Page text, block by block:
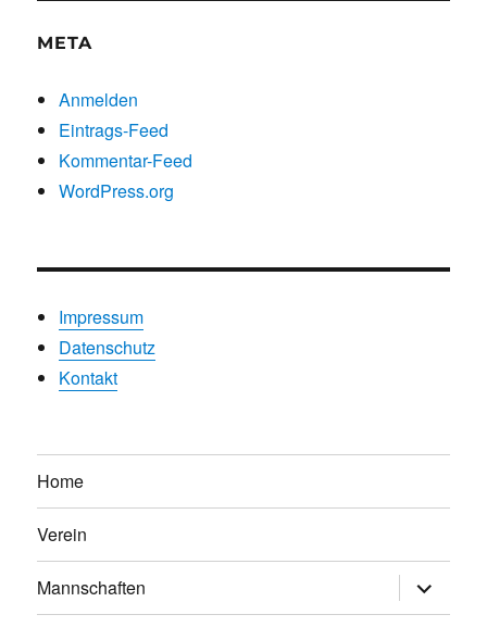
META
Anmelden
Eintrags-Feed
Kommentar-Feed
WordPress.org
Impressum
Datenschutz
Kontakt
Home
Verein
Mannschaften
anzeigen